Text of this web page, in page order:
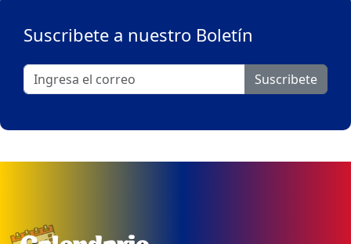
Suscribete a nuestro Boletín
Suscribete